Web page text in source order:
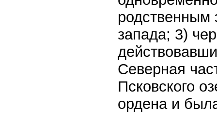
родственным
запада; 3)
Северная
Псковского
ордена и